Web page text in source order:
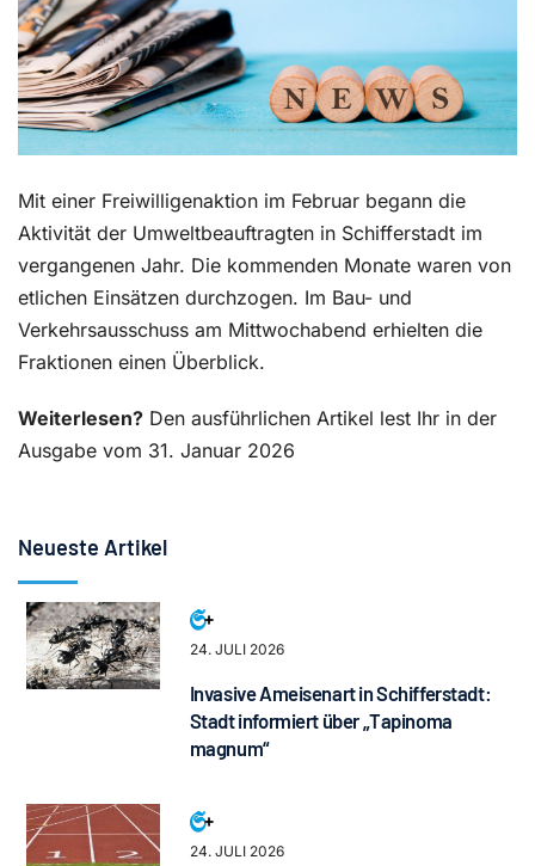
Mit einer Freiwilligenaktion im Februar begann die
Aktivität der Umweltbeauftragten in Schifferstadt im
vergangenen Jahr. Die kommenden Monate waren von
etlichen Einsätzen durchzogen. Im Bau- und
Verkehrsausschuss am Mittwochabend erhielten die
Fraktionen einen Überblick.
Weiterlesen? Den ausführlichen Artikel lest Ihr in der
Ausgabe vom 31. Januar 2026
Neueste Artikel
24. JULI 2026
Invasive Ameisenart in Schifferstadt:
Stadt informiert über „Tapinoma
magnum“
24. JULI 2026